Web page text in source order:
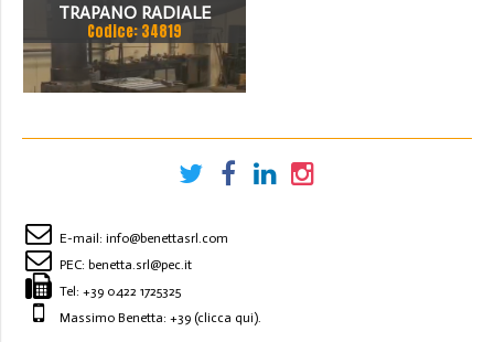
TRAPANO RADIALE
SBRACCIO 3000 MM. FORO
100 MM
Codice: 34819
E-mail: info@benettasrl.com
PEC: benetta.srl@pec.it
Tel: +39 0422 1725325
Massimo Benetta: +39 (clicca qui).